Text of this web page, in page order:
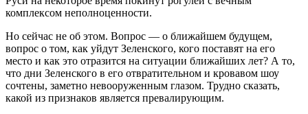
комплексом неполноценности.
Но сейчас не об этом. Вопрос — о ближайшем будущем,
вопрос о том, как уйдут Зеленского, кого поставят на его
место и как это отразится на ситуации ближайших лет? А то,
что дни Зеленского в его отвратительном и кровавом шоу
сочтены, заметно невооруженным глазом. Трудно сказать,
какой из признаков является превалирующим.